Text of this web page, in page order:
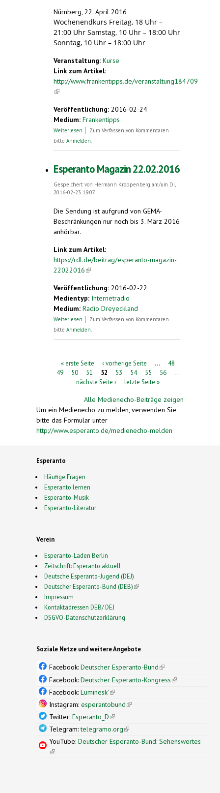
Nürnberg, 22. April 2016
Wochenendkurs Freitag, 18 Uhr –
21:00 Uhr Samstag, 10 Uhr – 18:00 Uhr
Sonntag, 10 Uhr – 18:00 Uhr
Veranstaltung: Kurse
Link zum Artikel:
http://www.frankentipps.de/veranstaltung184709
(link is external)
Veröffentlichung: 2016-02-24
Medium: Frankentipps
Weiterlesen über Esperanto-Wochenend-Sprachkurs
Zum Verfassen von Kommentaren
bitte Anmelden.
Esperanto Magazin 22.02.2016
Gespeichert von Hermann Kroppenberg am/um Di,
2016-02-23 19:07
Die Sendung ist aufgrund von GEMA-
Beschränkungen nur noch bis 3. März 2016
anhörbar.
Link zum Artikel:
https://rdl.de/beitrag/esperanto-magazin-
22022016(link is external)
Veröffentlichung: 2016-02-22
Medientyp: Internetradio
Medium: Radio Dreyeckland
Weiterlesen über Esperanto Magazin 22.02.2016
Zum Verfassen von Kommentaren
bitte Anmelden.
Seiten« erste Seite ‹ vorherige Seite …
48
49
50 51 52 53 54 55 56
…
nächste Seite ›
letzte Seite »
Alle Medienecho-Beiträge zeigen
Um ein Medienecho zu melden, verwenden Sie
bitte das Formular unter
http://www.esperanto.de/medienecho-melden
Esperanto
Häufige Fragen
Esperanto lernen
Esperanto-Musik
Esperanto-Literatur
Verein
Esperanto-Laden Berlin
Zeitschrift: Esperanto aktuell
Deutsche Esperanto-Jugend (DEJ)
Deutscher Esperanto-Bund (DEB)(link is external)
Impressum
Kontaktadressen DEB/ DEJ
DSGVO-Datenschutzerklärung
Soziale Netze und weitere Angebote
Facebook: Deutscher Esperanto-Bund(link is
external)
Facebook: Deutscher Esperanto-Kongress(link is
Facebook: Luminesk'(link is external)
Instagram: esperantobund(link is external)
Twitter: Esperanto_D(link is external)
Telegram:telegramo.org(link is external)
YouTube: Deutscher Esperanto-Bund: Sehenswertes
(link is external)